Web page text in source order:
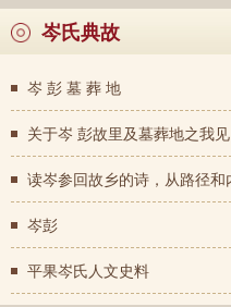
岑氏典故
岑 彭 墓 葬 地
关于岑 彭故里及墓葬地之我见
岑彭
平果岑氏人文史料